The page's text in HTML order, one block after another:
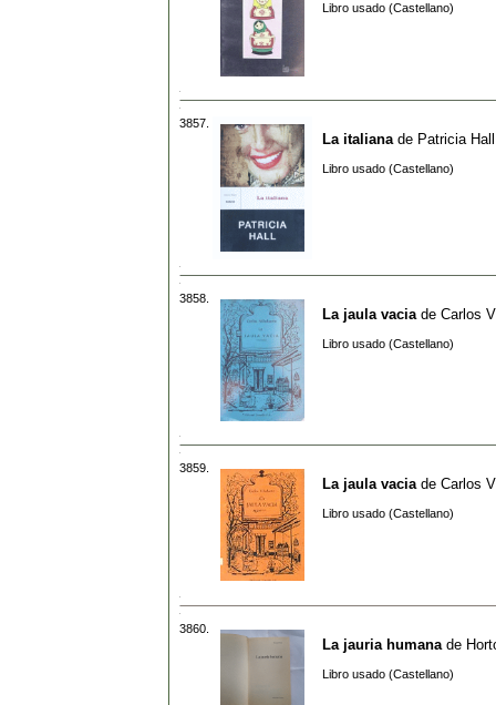
Libro usado (Castellano)
3857.
La italiana de Patricia Hall
Libro usado (Castellano)
3858.
La jaula vacia de Carlos
Libro usado (Castellano)
3859.
La jaula vacia de Carlos
Libro usado (Castellano)
3860.
La jauria humana de
Libro usado (Castellano)